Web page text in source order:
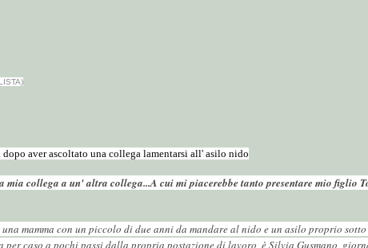
aver ascoltato una collega lamentarsi all' asilo nido
collega a un' altra collega...A cui mi piacerebbe tanto presentare mio figlio
mamma con un piccolo di due anni da mandare al nido e un asilo proprio sotto
caso a pochi passi dalla propria postazione di lavoro, è Silvia Gusmano,